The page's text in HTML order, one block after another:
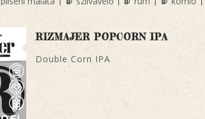
RIZMAJER POPCORN IPA
Double Corn IPA